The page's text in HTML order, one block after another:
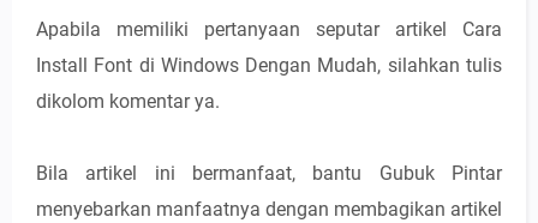
Apabila memiliki pertanyaan seputar artikel Cara
Install Font di Windows Dengan Mudah, silahkan tulis
dikolom komentar ya.
Bila artikel ini bermanfaat, bantu Gubuk Pintar
menyebarkan manfaatnya dengan membagikan artikel